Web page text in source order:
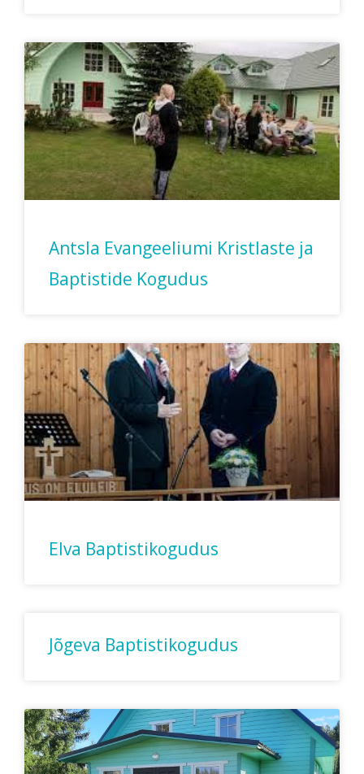
Antsla Evangeeliumi Kristlaste ja
Baptistide Kogudus
Elva Baptistikogudus
Jõgeva Baptistikogudus